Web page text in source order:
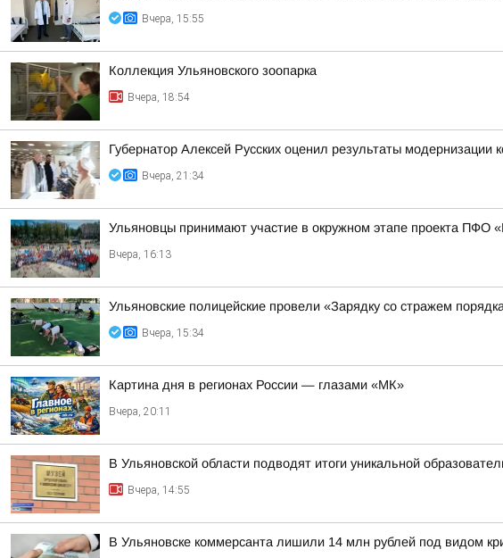
Вчера, 15:55
Коллекция Ульяновского зоопарка
Вчера, 18:54
Губернатор Алексей Русских оценил результаты
Вчера, 21:34
Ульяновцы принимают участие в окружном этапе проекта
Вчера, 16:13
Ульяновские полицейские провели «Зарядку со стражем
Вчера, 15:34
Картина дня в регионах России — глазами «МК»
Вчера, 20:11
В Ульяновской области подводят итоги уникальной
Вчера, 14:55
В Ульяновске коммерсанта лишили 14 млн рублей под видом